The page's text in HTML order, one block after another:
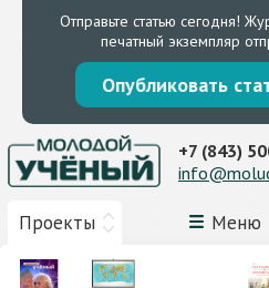
Отправьте статью сегодня!
печатный экземпляр
Опубликовать
Проекты Меню
+7 (843)